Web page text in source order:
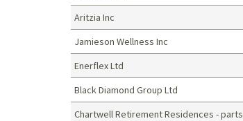
Aritzia Inc
Jamieson Wellness Inc
Enerflex Ltd
Black Diamond Group Ltd
Chartwell Retirement Residences - parts